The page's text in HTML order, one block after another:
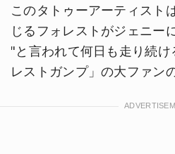
このタトゥーアーティスト
じるフォレストがジェニ
"と言われて何日も走り続
レストガンプ」の大ファン